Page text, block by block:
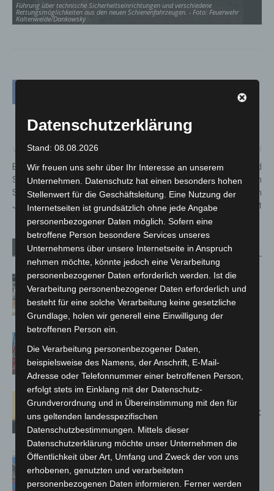
Führung über technische Sicherheitseinrichtungen und verschiedene
Rettungsmöglichkeiten aus den neuen Schienenfahrzeugen. - Foto: Feuerwehr
Kaltenweide/Dankowsky
Vorheriger Artikel
Elf Bundesländer in den
Sommerferien – ADAC
Stauprognose für 14. bis 16.
Juli
Polizei sucht Fotos und
Videos von bewaffnetem
Raubüberfall auf Juwelier in
Hannovers Innenstadt
Verwandte Artikel Mehr vom Autor
Kunst trifft Weingenuss: Barbara-
Susann Mehring zeigt ihre Werke im
Jacques’ Wein-Depot Isernhagen
zwischen Hannover-West und
Bothfeld
Hannover: Erste Tigermücken-
Population in Niedersachsen entdeckt
Mann läuft mit Hockeyschläger über
A7 – Polizei sucht Zeugen
Datenschutzerklärung
Stand: 08.08.2026
Wir freuen uns sehr über Ihr Interesse an unserem
Unternehmen. Datenschutz hat einen besonders hohen
Stellenwert für die Geschäftsleitung. Eine Nutzung der
Internetseiten ist grundsätzlich ohne jede Angabe
personenbezogener Daten möglich. Sofern eine
betroffene Person besondere Services unseres
Unternehmens über unsere Internetseite in Anspruch
nehmen möchte, könnte jedoch eine Verarbeitung
personenbezogener Daten erforderlich werden. Ist die
Verarbeitung personenbezogener Daten erforderlich und
besteht für eine solche Verarbeitung keine gesetzliche
Grundlage, holen wir generell eine Einwilligung der
betroffenen Person ein.
Die Verarbeitung personenbezogener Daten,
beispielsweise des Namens, der Anschrift, E-Mail-
Adresse oder Telefonnummer einer betroffenen Person,
erfolgt stets im Einklang mit der Datenschutz-
Grundverordnung und in Übereinstimmung mit den für
uns geltenden landesspezifischen
Datenschutzbestimmungen. Mittels dieser
Datenschutzerklärung möchte unser Unternehmen die
Öffentlichkeit über Art, Umfang und Zweck der von uns
erhobenen, genutzten und verarbeiteten
personenbezogenen Daten informieren. Ferner werden